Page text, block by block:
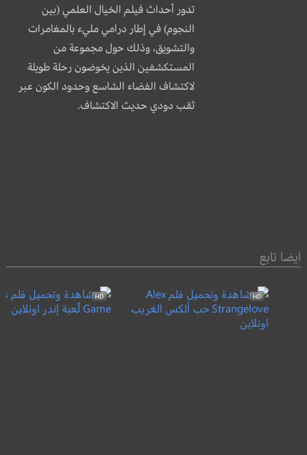
تدور أحداث فيلم الخيال العلمي (بين
النجوم) في إطار درامي مليء بالمغامرات
والتشويق، وذلك حول مجموعة من
المستكشفين الذين يخوضون رحلة طويلة
لاكتشاف الفضاء الشاسع وحدود الكون عبر
ثقب دودي حديث الاكتشاف.
ايضا تابع